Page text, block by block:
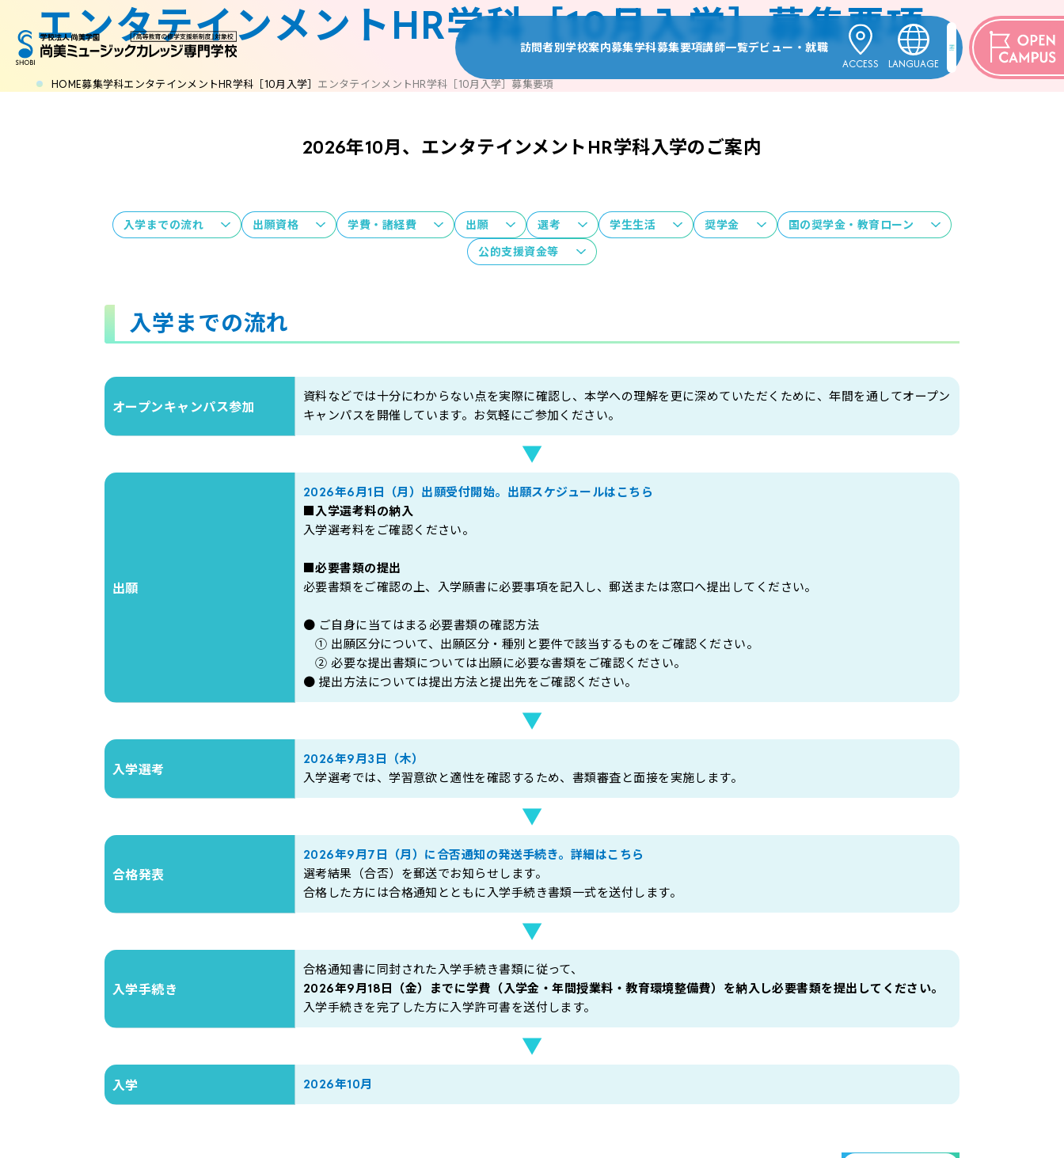
訪問者別
保護者の皆様
地域の皆様
採用企業の皆様
在学生・卒業生の皆様
学校案内
学校概要・沿革
情報公開
募集学科
プロミュージシャン学科
ミュージカル専攻 パフォーミングアーツ学科
音楽総合アカデミー学科[4年制]
コンセルヴァトアール ディプロマ科[付帯教育]
募集要項
AO
奨学金
講師一覧
プロミュージシャン学科
ミュージカル専攻 パフォーミングアーツ学科
音楽総合アカデミー学科[4年制]
デビュー・就職
ACCESS LANGUAGE
エンタテインメントHR学科［10月入学］募集要項
HOME募集学科エンタテインメントHR学科［10月入学］ エンタテインメントHR学科［10月入学］募集要項
2026年10月、エンタテインメントHR学科入学のご案内
入学までの流れ 出願資格 学費・諸経費 出願 選考 学生生活 奨学金
国の奨学金・教育ローン
公的支援資金等
入学までの流れ
オープンキャンパス参加
資料などでは十分にわからない点を実際に確認し、本学への理解を更に深めていただくために、年間を通してオープン
キャンパスを開催しています。お気軽にご参加ください。
▼
出願
2026年6月1日（月）出願受付開始。 出願スケジュールはこちら
■入学選考料の納入
入学選考料をご確認ください。
■必要書類の提出
必要書類をご確認の上、入学願書に必要事項を記入し、郵送または窓口へ提出してください。
● ご自身に当てはまる必要書類の確認方法
① 出願区分について、 出願区分・種別と要件で該当するものをご確認ください。
② 必要な提出書類については出願に必要な書類をご確認ください。
● 提出方法については提出方法と提出先をご確認ください。
▼
入学選考
2026年9月3日（木）
入学選考では、学習意欲と適性を確認するため、書類審査と面接を実施します。
▼
合格発表
2026年9月7日（月）に合否通知の発送手続き。 詳細はこちら
選考結果（合否）を郵送でお知らせします。
合格した方には合格通知とともに入学手続き書類一式を送付します。
▼
入学手続き
合格通知書に同封された入学手続き書類に従って、
2026年9月18日（金）までに学費（入学金・年間授業料・教育環境整備費）を納入し必要書類を提出してください。
入学手続きを完了した方に入学許可書を送付します。
▼
入学 2026年10月